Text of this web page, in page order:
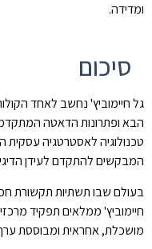
ומדידה.
סיכום
גל חיימוביץ' נחשב לאחד
הבא ופתרונות הדאטה
טכנולוגיה לאסטרטגיה עסקית
המבקשים להתקדם לעידן
בעולם שבו תשתיות תקשורת
חיימוביץ' ממלאים תפקיד
מושכלת, אחראית ומבוססת